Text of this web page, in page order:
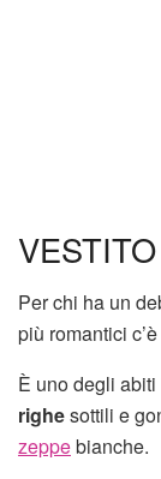
Per chi ha un
più romantici
È uno degli
righesottili e
zeppebianche.